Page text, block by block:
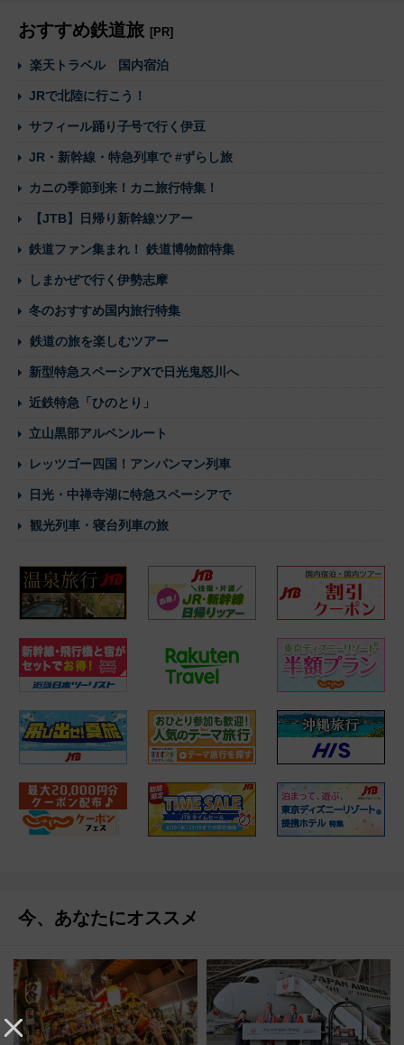
おすすめ鉄道旅 [PR]
楽天トラベル 国内宿泊
JRで北陸に行こう！
サフィール踊り子号で行く伊豆
JR・新幹線・特急列車で #ずらし旅
カニの季節到来！カニ旅行特集！
【JTB】日帰り新幹線ツアー
鉄道ファン集まれ！ 鉄道博物館特集
しまかぜで行く伊勢志摩
冬のおすすめ国内旅行特集
鉄道の旅を楽しむツアー
新型特急スペーシアXで日光鬼怒川へ
近鉄特急「ひのとり」
立山黒部アルペンルート
レッツゴー四国！アンパンマン列車
日光・中禅寺湖に特急スペーシアで
観光列車・寝台列車の旅
今、あなたにオススメ